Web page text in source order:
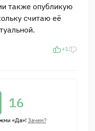
также опубликую
считаю её
+1
16
«Да»! Зачем?